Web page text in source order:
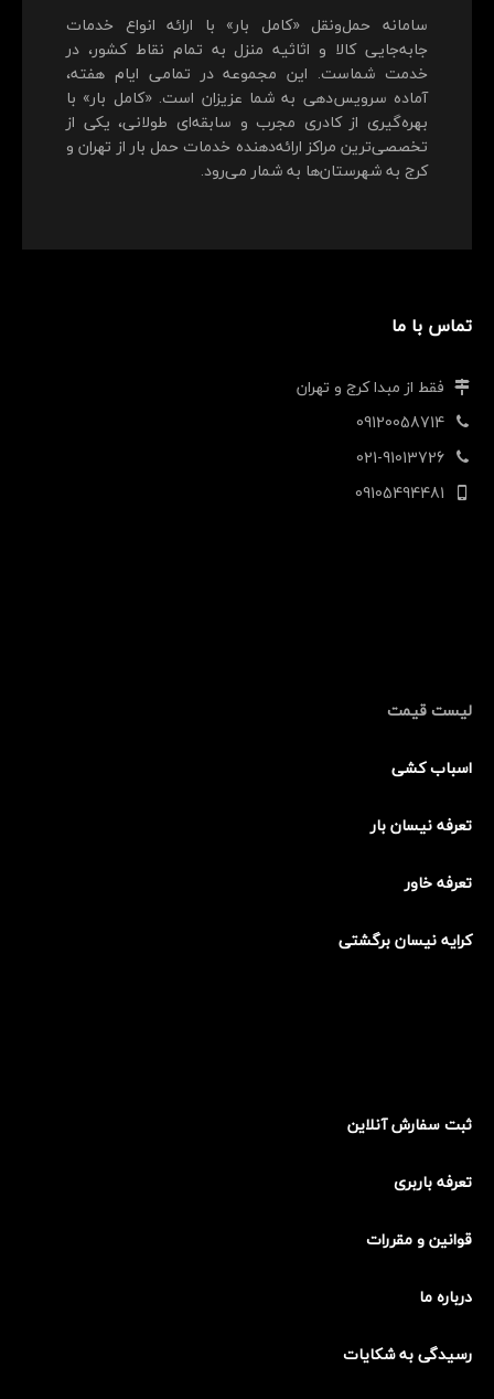
سامانه حمل‌ونقل «کامل بار» با ارائه انواع خدمات
جابه‌جایی کالا و اثاثیه منزل به تمام نقاط کشور، در
خدمت شماست. این مجموعه در تمامی ایام هفته،
آماده سرویس‌دهی به شما عزیزان است. «کامل بار» با
بهره‌گیری از کادری مجرب و سابقه‌ای طولانی، یکی از
تخصصی‌ترین مراکز ارائه‌دهنده خدمات حمل بار از تهران و
کرج به شهرستان‌ها به شمار می‌رود.
تماس با ما
فقط از مبدا کرج و تهران
09120058714
021-91013726
09105494481
لیست قیمت
اسباب کشی
تعرفه نیسان بار
تعرفه خاور
کرایه نیسان برگشتی
ثبت سفارش آنلاین
تعرفه باربری
قوانین و مقررات
درباره ما
رسیدگی به شکایات